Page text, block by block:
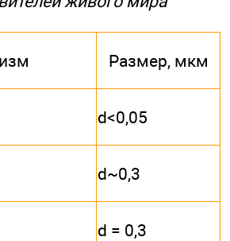
Размер, мкм
d<0,05
d~0,3
d = 0,3